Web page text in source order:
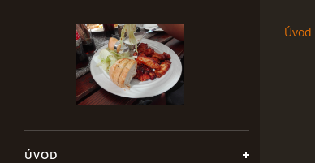
ÚVOD
Úvod